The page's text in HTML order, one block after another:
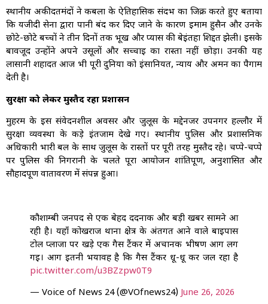
स्थानीय अकीदतमंदों ने कर्बला के ऐतिहासिक संदर्भ का जिक्र करते हुए बताया
कि यजीदी सेना द्वारा पानी बंद कर दिए जाने के कारण इमाम हुसैन और उनके
छोटे-छोटे बच्चों ने तीन दिनों तक भूख और प्यास की बेइंतहा शिद्दत झेली। इसके
बावजूद उन्होंने अपने उसूलों और सच्चाई का रास्ता नहीं छोड़ा। उनकी यह
लासानी शहादत आज भी पूरी दुनिया को इंसानियत, न्याय और अमन का पैगाम
देती है।
सुरक्षा को लेकर मुस्तैद रहा प्रशासन
मुहर्रम के इस संवेदनशील अवसर और जुलूस के मद्देनजर उपनगर हल्लौर में
सुरक्षा व्यवस्था के कड़े इंतजाम देखे गए। स्थानीय पुलिस और प्रशासनिक
अधिकारी भारी बल के साथ जुलूस के रास्तों पर पूरी तरह मुस्तैद रहे। चप्पे-चप्पे
पर पुलिस की निगरानी के चलते पूरा आयोजन शांतिपूर्ण, अनुशासित और
सौहार्दपूर्ण वातावरण में संपन्न हुआ।
कौशाम्बी जनपद से एक बेहद दर्दनाक और बड़ी खबर सामने आ
रही है। यहाँ कोखराज थाना क्षेत्र के अंतर्गत आने वाले बाईपास
टोल प्लाजा पर खड़े एक गैस टैंकर में अचानक भीषण आग लग
गई। आग इतनी भयावह है कि गैस टैंकर धू-धू कर जल रहा है
pic.twitter.com/u3BZzpw0T9
— Voice of News 24 (@VOfnews24) June 26, 2026